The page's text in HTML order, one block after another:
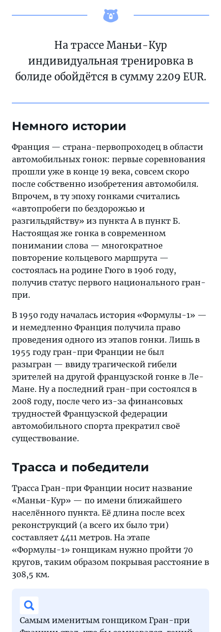
На трассе Маньи-Кур
индивидуальная тренировка в
болиде обойдётся в сумму 2209 EUR.
Немного истории
Франция — страна-первопроходец в области
автомобильных гонок: первые соревнования
прошли уже в конце 19 века, совсем скоро
после собственно изобретения автомобиля.
Впрочем, в ту эпоху гонками считались
«автопробеги по бездорожью и
разгильдяйству» из пункта А в пункт Б.
Настоящая же гонка в современном
понимании слова — многократное
повторение кольцевого маршрута —
состоялась на родине Гюго в 1906 году,
получив статус первого национального гран-
при.
В 1950 году началась история «Формулы-1» —
и немедленно Франция получила право
проведения одного из этапов гонки. Лишь в
1955 году гран-при Франции не был
разыгран — ввиду трагической гибели
зрителей на другой французской гонке в Ле-
Мане. Ну а последний гран-при состоялся в
2008 году, после чего из-за финансовых
трудностей Французской федерации
автомобильного спорта прекратил своё
существование.
Трасса и победители
Трасса Гран-при Франции носит название
«Маньи-Кур» — по имени ближайшего
населённого пункта. Её длина после всех
реконструкций (а всего их было три)
составляет 4411 метров. На этапе
«Формулы-1» гонщикам нужно пройти 70
кругов, таким образом покрывая расстояние в
308,5 км.
Самым именитым гонщиком Гран-при